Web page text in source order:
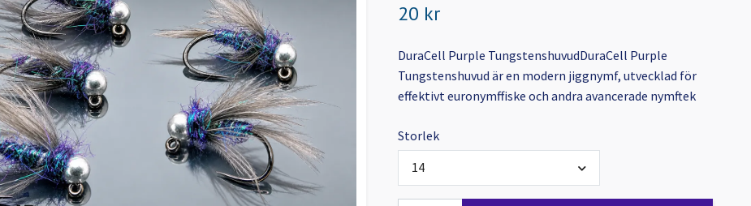
20 kr
DuraCell Purple TungstenshuvudDuraCell Purple
Tungstenshuvud är en modern jiggnymf, utvecklad för
effektivt euronymffiske och andra avancerade nymftek
Storlek
14